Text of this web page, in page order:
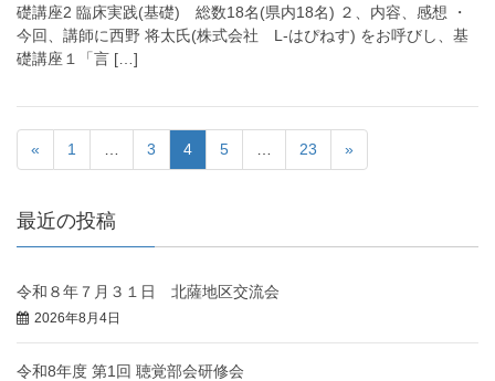
礎講座2 臨床実践(基礎) 総数18名(県内18名) ２、内容、感想 ・
今回、講師に西野 将太氏(株式会社 L-はぴねす) をお呼びし、基
礎講座１「言 […]
« 1 3 4 5 23 »
最近の投稿
令和８年７月３１日 北薩地区交流会
2026年8月4日
令和8年度 第1回 聴覚部会研修会